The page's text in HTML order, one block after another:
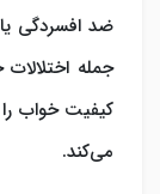
ضد افسردگی
جمله
کیفیت خواب
می‌کند.